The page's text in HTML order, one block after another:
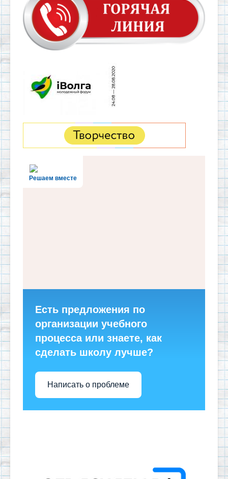
Решаем вместе
Есть предложения по
организации учебного
процесса или знаете, как
сделать школу лучше?
Написать о проблеме